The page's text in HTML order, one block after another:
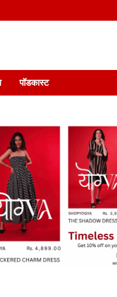
भी समझदारी भी और पॉडकास्ट
पॉडकास्ट